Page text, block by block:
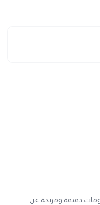
دقيقة ومريحة عن